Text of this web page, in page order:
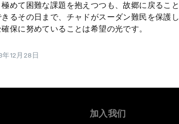
極めて困難な課題を抱えつつも、故郷に戻ること
きるその日まで、チャドがスーダン難民を保護し
保に努めていることは希望の光です。
12月28日
加入我们